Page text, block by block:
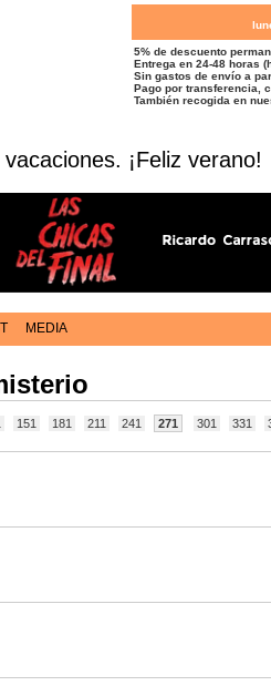
5% de descuento
Entrega en 24-48 horas
Sin gastos de envío a
Pago por transferencia,
También recogida en
¡Feliz verano!
MEDIA
151 181 211 241 271 301 331